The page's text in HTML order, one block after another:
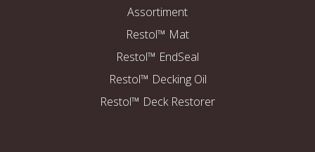
Assortiment
Restol™ Mat
Restol™ EndSeal
Restol™ Decking Oil
Restol™ Deck Restorer